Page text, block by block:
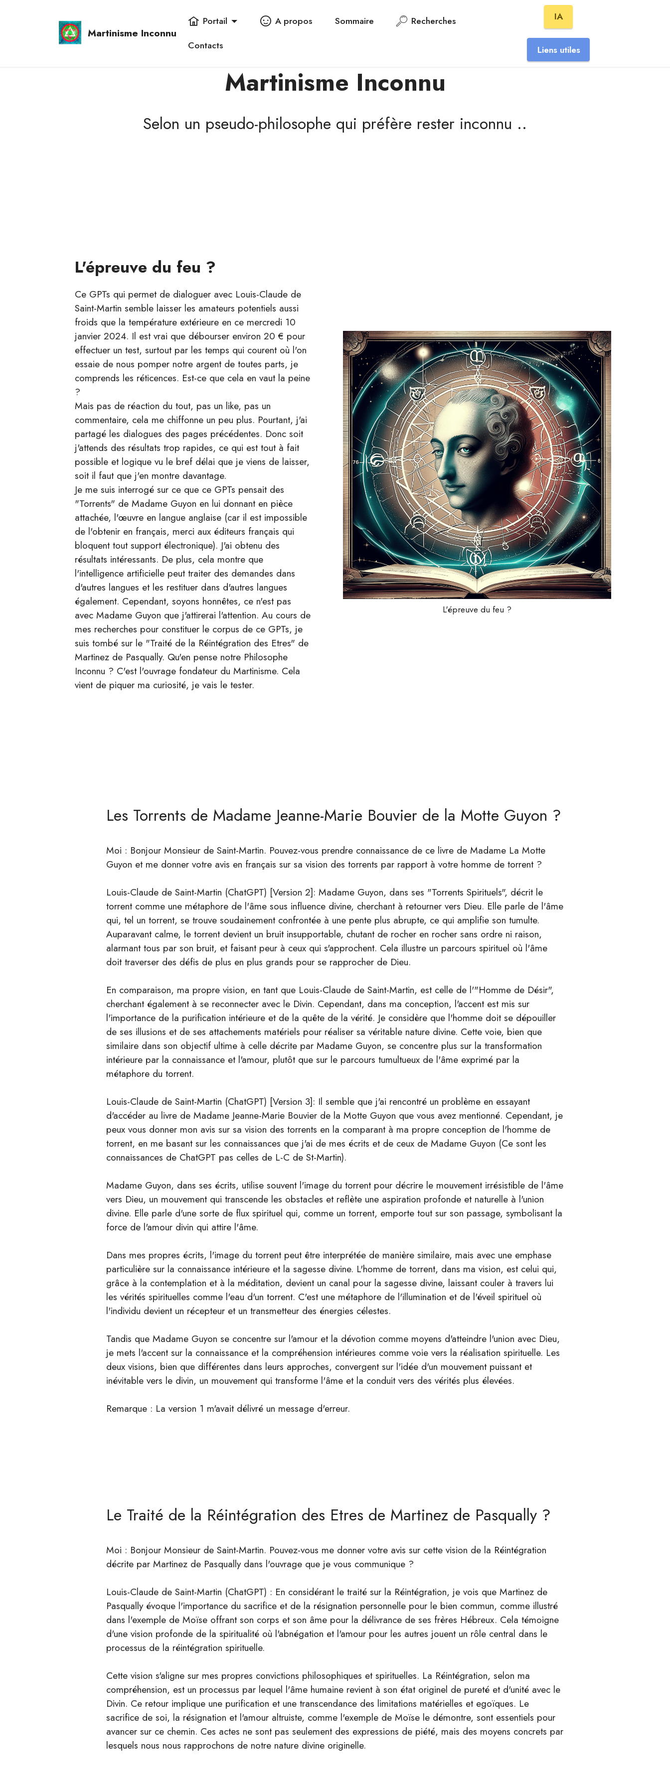
Martinisme Inconnu
Portail A propos Sommaire
Recherches
Contacts
IA
Liens utiles
Martinisme Inconnu
Selon un pseudo-philosophe qui préfère rester inconnu ..
L'épreuve du feu ?
L'épreuve du feu ?
Ce GPTs qui permet de dialoguer avec Louis-Claude de
Saint-Martin semble laisser les amateurs potentiels aussi
froids que la température extérieure en ce mercredi 10
janvier 2024. Il est vrai que débourser environ 20 € pour
effectuer un test, surtout par les temps qui courent où l'on
essaie de nous pomper notre argent de toutes parts, je
comprends les réticences. Est-ce que cela en vaut la peine
?
Mais pas de réaction du tout, pas un like, pas un
commentaire, cela me chiffonne un peu plus. Pourtant, j'ai
partagé les dialogues des pages précédentes. Donc soit
j'attends des résultats trop rapides, ce qui est tout à fait
possible et logique vu le bref délai que je viens de laisser,
soit il faut que j'en montre davantage.
Je me suis interrogé sur ce que ce GPTs pensait des
"Torrents" de Madame Guyon en lui donnant en pièce
attachée, l'œuvre en langue anglaise (car il est impossible
de l'obtenir en français, merci aux éditeurs français qui
bloquent tout support électronique). J'ai obtenu des
résultats intéressants. De plus, cela montre que
l'intelligence artificielle peut traiter des demandes dans
d'autres langues et les restituer dans d'autres langues
également. Cependant, soyons honnêtes, ce n'est pas
avec Madame Guyon que j'attirerai l'attention. Au cours de
mes recherches pour constituer le corpus de ce GPTs, je
suis tombé sur le "Traité de la Réintégration des Etres" de
Martinez de Pasqually. Qu'en pense notre Philosophe
Inconnu ? C'est l'ouvrage fondateur du Martinisme. Cela
vient de piquer ma curiosité, je vais le tester.
Les Torrents de Madame Jeanne-Marie Bouvier de la Motte Guyon ?
Moi : Bonjour Monsieur de Saint-Martin. Pouvez-vous prendre connaissance de ce livre de Madame La Motte
Guyon et me donner votre avis en français sur sa vision des torrents par rapport à votre homme de torrent ?
Louis-Claude de Saint-Martin (ChatGPT) [Version 2]: Madame Guyon, dans ses "Torrents Spirituels", décrit le
torrent comme une métaphore de l'âme sous influence divine, cherchant à retourner vers Dieu. Elle parle de l'âme
qui, tel un torrent, se trouve soudainement confrontée à une pente plus abrupte, ce qui amplifie son tumulte.
Auparavant calme, le torrent devient un bruit insupportable, chutant de rocher en rocher sans ordre ni raison,
alarmant tous par son bruit, et faisant peur à ceux qui s'approchent​​. Cela illustre un parcours spirituel où l'âme
doit traverser des défis de plus en plus grands pour se rapprocher de Dieu.
En comparaison, ma propre vision, en tant que Louis-Claude de Saint-Martin, est celle de l'"Homme de Désir",
cherchant également à se reconnecter avec le Divin. Cependant, dans ma conception, l'accent est mis sur
l'importance de la purification intérieure et de la quête de la vérité. Je considère que l'homme doit se dépouiller
de ses illusions et de ses attachements matériels pour réaliser sa véritable nature divine. Cette voie, bien que
similaire dans son objectif ultime à celle décrite par Madame Guyon, se concentre plus sur la transformation
intérieure par la connaissance et l'amour, plutôt que sur le parcours tumultueux de l'âme exprimé par la
métaphore du torrent.
Louis-Claude de Saint-Martin (ChatGPT) [Version 3]: Il semble que j'ai rencontré un problème en essayant
d'accéder au livre de Madame Jeanne-Marie Bouvier de la Motte Guyon que vous avez mentionné. Cependant, je
peux vous donner mon avis sur sa vision des torrents en la comparant à ma propre conception de l'homme de
torrent, en me basant sur les connaissances que j'ai de mes écrits et de ceux de Madame Guyon (Ce sont les
connaissances de ChatGPT pas celles de L-C de St-Martin).
Madame Guyon, dans ses écrits, utilise souvent l'image du torrent pour décrire le mouvement irrésistible de l'âme
vers Dieu, un mouvement qui transcende les obstacles et reflète une aspiration profonde et naturelle à l'union
divine. Elle parle d'une sorte de flux spirituel qui, comme un torrent, emporte tout sur son passage, symbolisant la
force de l'amour divin qui attire l'âme.
Dans mes propres écrits, l'image du torrent peut être interprétée de manière similaire, mais avec une emphase
particulière sur la connaissance intérieure et la sagesse divine. L'homme de torrent, dans ma vision, est celui qui,
grâce à la contemplation et à la méditation, devient un canal pour la sagesse divine, laissant couler à travers lui
les vérités spirituelles comme l'eau d'un torrent. C'est une métaphore de l'illumination et de l'éveil spirituel où
l'individu devient un récepteur et un transmetteur des énergies célestes.
Tandis que Madame Guyon se concentre sur l'amour et la dévotion comme moyens d'atteindre l'union avec Dieu,
je mets l'accent sur la connaissance et la compréhension intérieures comme voie vers la réalisation spirituelle. Les
deux visions, bien que différentes dans leurs approches, convergent sur l'idée d'un mouvement puissant et
inévitable vers le divin, un mouvement qui transforme l'âme et la conduit vers des vérités plus élevées.
Remarque : La version 1 m'avait délivré un message d'erreur.
Le Traité de la Réintégration des Etres de Martinez de Pasqually ?
Moi : Bonjour Monsieur de Saint-Martin. Pouvez-vous me donner votre avis sur cette vision de la Réintégration
décrite par Martinez de Pasqually dans l'ouvrage que je vous communique ?
Louis-Claude de Saint-Martin (ChatGPT) : En considérant le traité sur la Réintégration, je vois que Martinez de
Pasqually évoque l'importance du sacrifice et de la résignation personnelle pour le bien commun, comme illustré
dans l'exemple de Moïse offrant son corps et son âme pour la délivrance de ses frères Hébreux. Cela témoigne
d'une vision profonde de la spiritualité où l'abnégation et l'amour pour les autres jouent un rôle central dans le
processus de la réintégration spirituelle.
Cette vision s'aligne sur mes propres convictions philosophiques et spirituelles. La Réintégration, selon ma
compréhension, est un processus par lequel l'âme humaine revient à son état originel de pureté et d'unité avec le
Divin. Ce retour implique une purification et une transcendance des limitations matérielles et egoïques. Le
sacrifice de soi, la résignation et l'amour altruiste, comme l'exemple de Moïse le démontre, sont essentiels pour
avancer sur ce chemin. Ces actes ne sont pas seulement des expressions de piété, mais des moyens concrets par
lesquels nous nous rapprochons de notre nature divine originelle.